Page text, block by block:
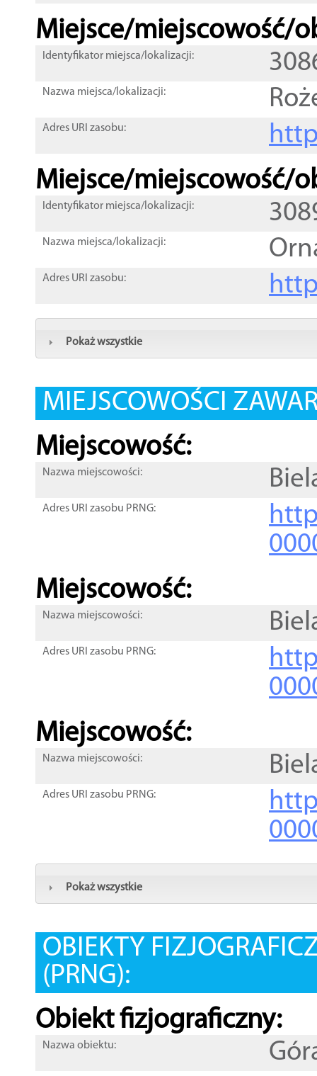
Miejsce/miejscowość/
Identyfikator miejsca/lokalizacji:
Nazwa miejsca/lokalizacji:
Adres URI zasobu:
Miejsce/miejscowość/
Identyfikator miejsca/lokalizacji:
Nazwa miejsca/lokalizacji:
Adres URI zasobu:
Pokaż wszystkie
MIEJSCOWOŚCI
Miejscowość:
Nazwa miejscowości:
Adres URI zasobu PRNG:
Miejscowość:
Nazwa miejscowości:
Adres URI zasobu PRNG:
Miejscowość:
Nazwa miejscowości:
Adres URI zasobu PRNG:
Pokaż wszystkie
OBIEKTY
(PRNG):
Obiekt fizjograficzny:
Nazwa obiektu: